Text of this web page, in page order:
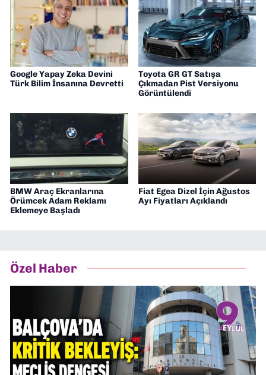
Google Yapay Zeka Devini
Türk Bilim İnsanına Devretti
Toyota GR GT Satışa
Çıkmadan Pist Versiyonu
Görüntülendi
BMW Araç Ekranlarına
Örümcek Adam Reklamı
Eklemeye Başladı
Fiat Egea Dizel İçin Ağustos
Ayı Fiyatları Açıklandı
Özel Haber